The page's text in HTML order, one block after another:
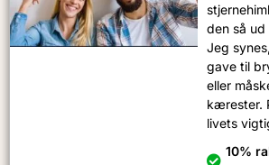
den så
Jeg
gave til
eller
kærester.
livets
10%